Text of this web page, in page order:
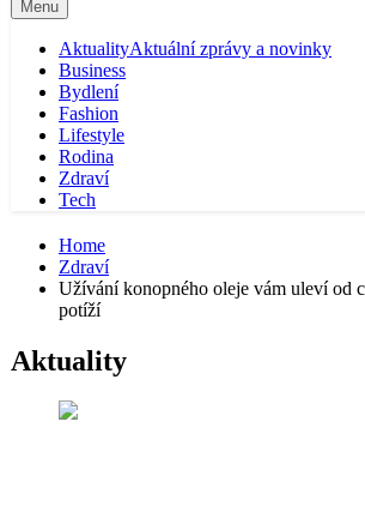
Menu
AktualityAktuální zprávy a novinky
Business
Bydlení
Fashion
Lifestyle
Rodina
Zdraví
Tech
Home
Zdraví
Užívání konopného oleje vám uleví od
potíží
Aktuality